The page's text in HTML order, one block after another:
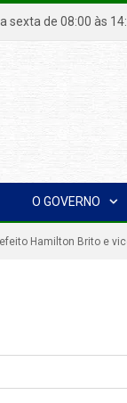
a sexta de 08:00
O GOVERNO
Hamilton Brito e